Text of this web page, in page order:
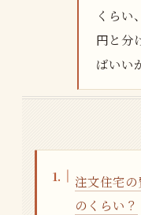
くらい
円と分
ばいい
注文住宅
のくらい？